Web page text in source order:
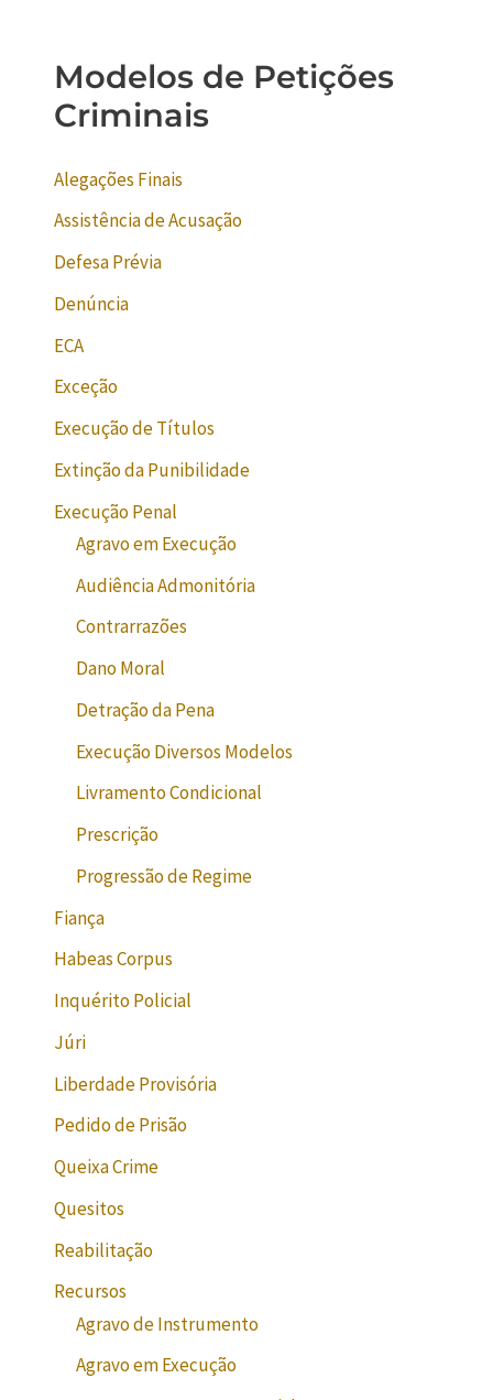
Modelos de Petições
Criminais
Alegações Finais
Assistência de Acusação
Defesa Prévia
Denúncia
ECA
Exceção
Execução de Títulos
Extinção da Punibilidade
Execução Penal
Agravo em Execução
Audiência Admonitória
Contrarrazões
Dano Moral
Detração da Pena
Execução Diversos Modelos
Livramento Condicional
Prescrição
Progressão de Regime
Fiança
Habeas Corpus
Inquérito Policial
Júri
Liberdade Provisória
Pedido de Prisão
Queixa Crime
Quesitos
Reabilitação
Recursos
Agravo de Instrumento
Agravo em Execução